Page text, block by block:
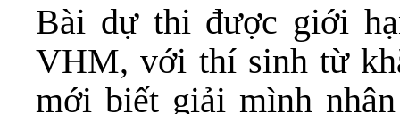
Bài dự thi được giới
VHM, với thí sinh từ
mới biết giải mình